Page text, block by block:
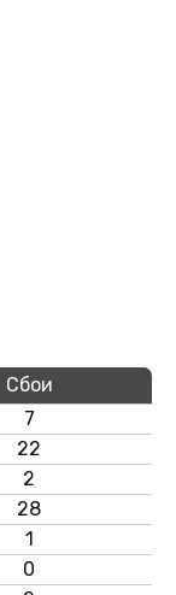
Сбои
7
22
2
28
1
0